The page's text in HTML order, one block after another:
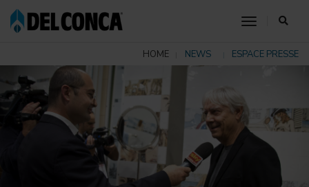
toggle
HOME NEWS ESPACE PRESSE